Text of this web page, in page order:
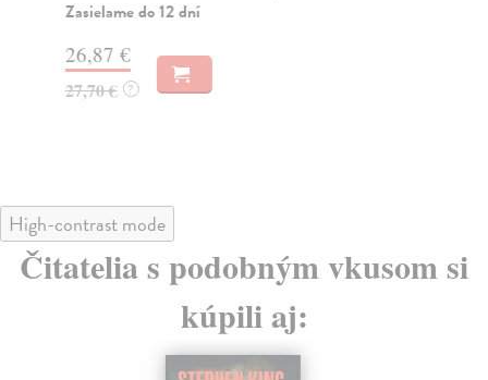
Zasielame do 12 dní
26,87 €
27,70 € ?
High-contrast mode
Čitatelia s podobným vkusom si
kúpili aj: